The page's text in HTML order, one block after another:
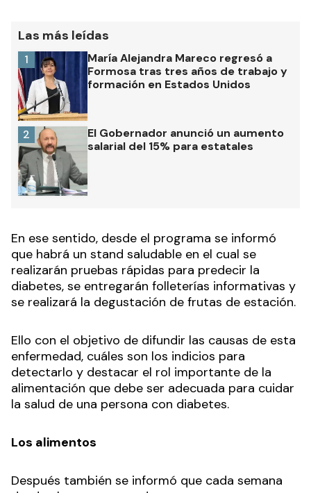
Las más leídas
María Alejandra Mareco regresó a
Formosa tras tres años de trabajo y
formación en Estados Unidos
1
El Gobernador anunció un aumento
salarial del 15% para estatales
2
En ese sentido, desde el programa se informó
que habrá un stand saludable en el cual se
realizarán pruebas rápidas para predecir la
diabetes, se entregarán folleterías informativas y
se realizará la degustación de frutas de estación.
Ello con el objetivo de difundir las causas de esta
enfermedad, cuáles son los indicios para
detectarlo y destacar el rol importante de la
alimentación que debe ser adecuada para cuidar
la salud de una persona con diabetes.
Los alimentos
Después también se informó que cada semana